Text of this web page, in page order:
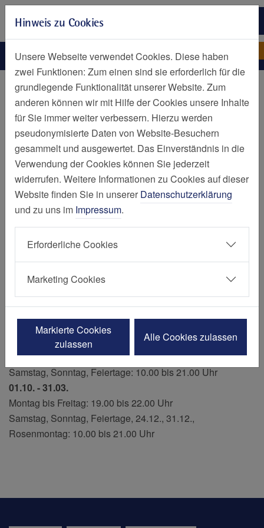
Zur Hauptnavigation springen
Zum Seiteninhalt springen
Zum Seitenende springen
Kinder-Notdienst
Willkommen!
Notfall
Notdienst für Kinder und
Jugendliche
Kontakt
Kinderärztliche Notdienstpraxis Essen-Huttrop
Klara-Kopp-Weg 1
45138 Essen
Saisonale Öffnungszeiten
01.04. - 30.09.
Montag bis Freitag: 19.00 bis 22.00 Uhr
Samstag, Sonntag, Feiertage: 10.00 bis 21.00 Uhr
01.10. - 31.03.
Montag bis Freitag: 19.00 bis 22.00 Uhr
Samstag, Sonntag, Feiertage, 24.12., 31.12.,
Rosenmontag: 10.00 bis 21.00 Uhr
Hinweis zu Cookies
Unsere Webseite verwendet Cookies. Diese haben
zwei Funktionen: Zum einen sind sie erforderlich für die
grundlegende Funktionalität unserer Website. Zum
anderen können wir mit Hilfe der Cookies unsere Inhalte
für Sie immer weiter verbessern. Hierzu werden
pseudonymisierte Daten von Website-Besuchern
gesammelt und ausgewertet. Das Einverständnis in die
Verwendung der Cookies können Sie jederzeit
widerrufen. Weitere Informationen zu Cookies auf dieser
Website finden Sie in unserer Datenschutzerklärung
und zu uns im Impressum.
Erforderliche Cookies
Marketing Cookies
Markierte Cookies
zulassen
Alle Cookies zulassen